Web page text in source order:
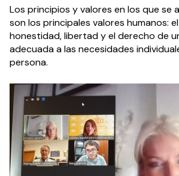
Los principios y valores en los que se
son los principales valores humanos:
honestidad, libertad y el derecho de
adecuada a las necesidades
persona.